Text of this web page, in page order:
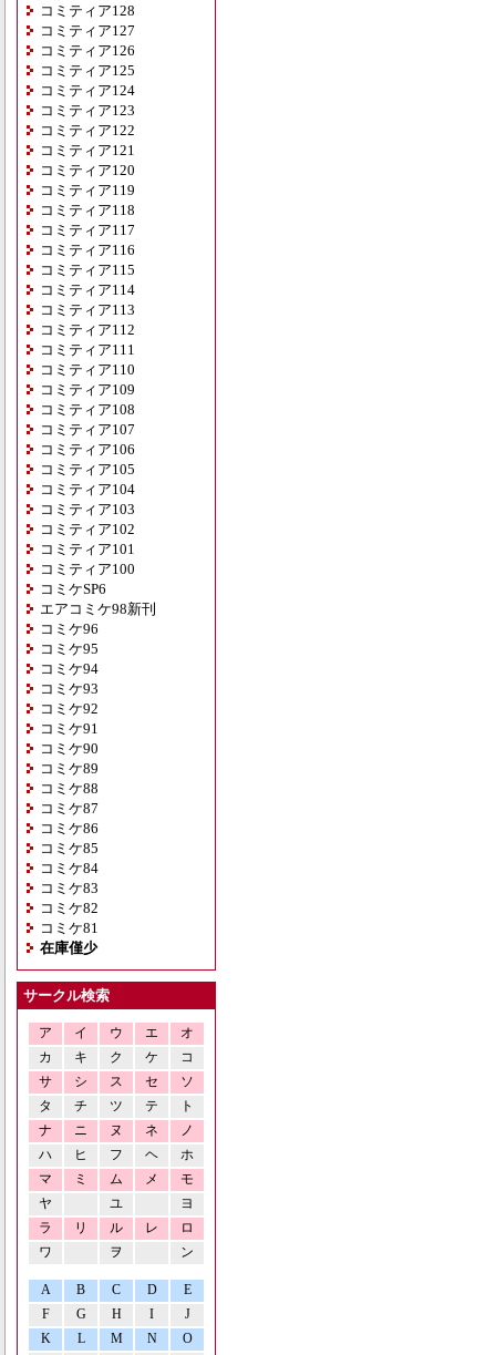
コミティア128
コミティア127
コミティア126
コミティア125
コミティア124
コミティア123
コミティア122
コミティア121
コミティア120
コミティア119
コミティア118
コミティア117
コミティア116
コミティア115
コミティア114
コミティア113
コミティア112
コミティア111
コミティア110
コミティア109
コミティア108
コミティア107
コミティア106
コミティア105
コミティア104
コミティア103
コミティア102
コミティア101
コミティア100
コミケSP6
エアコミケ98新刊
コミケ96
コミケ95
コミケ94
コミケ93
コミケ92
コミケ91
コミケ90
コミケ89
コミケ88
コミケ87
コミケ86
コミケ85
コミケ84
コミケ83
コミケ82
コミケ81
在庫僅少
サークル検索
ア イ ウ エ
オ
カ
キ ク ケ
コ
サ
シ ス セ
ソ
タ
チ ツ テ
ト
ナ
ニ ヌ ネ
ノ
ハ
ヒ フ ヘ
ホ
マ
ミ ム メ
モ
ヤ
ユ
ヨ
ラ
リ ル レ
ロ
ワ
ヲ ン
A B C D
E
F
G H I
J
K
L M N O